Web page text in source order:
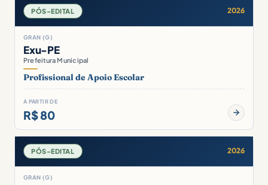
PÓS-EDITAL 2026
GRAN (G)
Exu-PE
Prefeitura Municipal
Profissional de Apoio Escolar
A PARTIR DE
R$ 80
PÓS-EDITAL 2026
GRAN (G)